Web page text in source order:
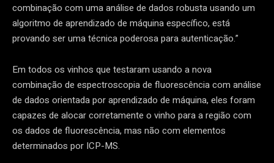
combinação com uma análise de dados robusta usando um
algoritmo de aprendizado de máquina específico, está
provando ser uma técnica poderosa para autenticação.”
Em todos os vinhos que testaram usando a nova
combinação de espectroscopia de fluorescência com análise
de dados orientada por aprendizado de máquina, eles foram
capazes de alocar corretamente o vinho para a região com
os dados de fluorescência, mas não com elementos
determinados por ICP-MS.